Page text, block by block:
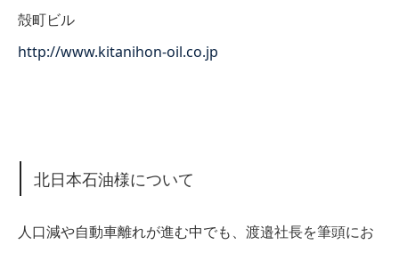
殻町ビル
http://www.kitanihon-oil.co.jp
北日本石油様について
人口減や自動車離れが進む中でも、渡邉社長を筆頭にお